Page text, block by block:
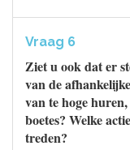
Vraag 6
Ziet u ook dat er
van de
van te hoge
boetes? Welke
treden?